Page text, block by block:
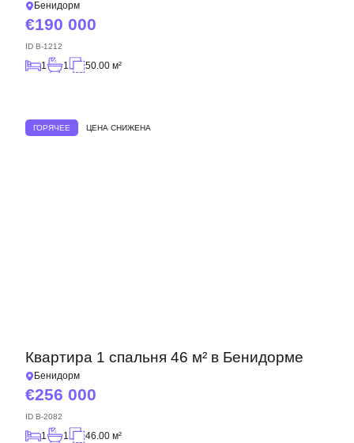
Бенидорм
190 000
ID B-1212
1 1 50.00 м²
ГОРЯЧЕЕ ЦЕНА СНИЖЕНА
Квартира 1 спальня 46 м² в Бенидорме
Бенидорм
256 000
ID B-2082
1 1 46.00 м²